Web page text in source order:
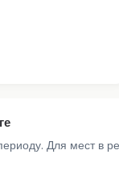
Для мест в